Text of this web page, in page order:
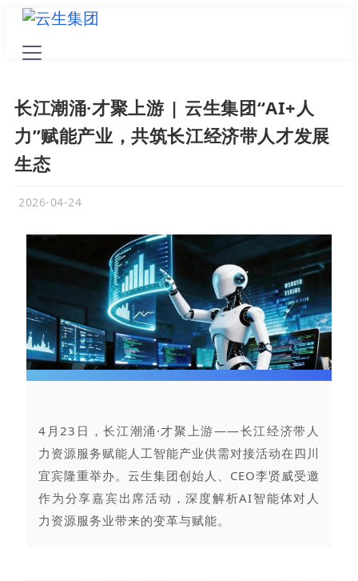
长江潮涌·才聚上游 | 云生集团“AI+人
力”赋能产业，共筑长江经济带人才发展
生态
2026-04-24
4月23日，长江潮涌·才聚上游——长江经济带人
力资源服务赋能人工智能产业供需对接活动在四川
宜宾隆重举办。云生集团创始人、CEO李贤威受邀
作为分享嘉宾出席活动，深度解析AI智能体对人
力资源服务业带来的变革与赋能。